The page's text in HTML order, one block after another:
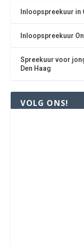
Inloopspreekuur in
Inloopspreekuur
Spreekuur voor
Den Haag
VOLG ONS!